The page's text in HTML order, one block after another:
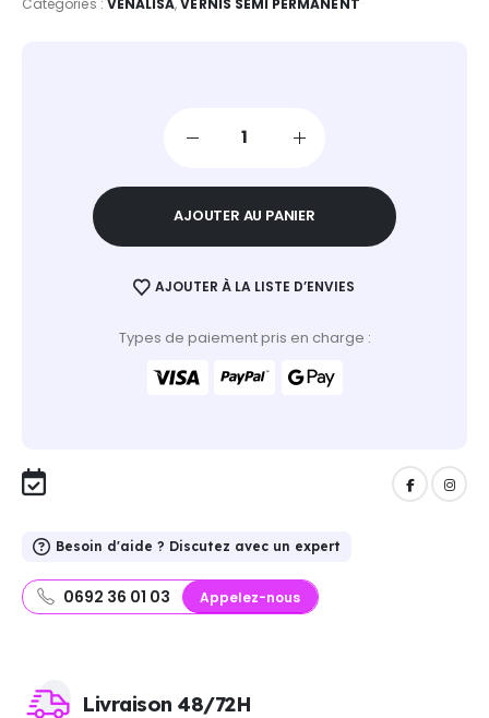
Catégories : VENALISA,VERNIS SEMI PERMANENT
AJOUTER AU PANIER
AJOUTER À LA LISTE D’ENVIES
Types de paiement pris en charge :
Besoin d'aide ? Discutez avec un expert
0692 36 01 03 Appelez-nous
Livraison 48/72H